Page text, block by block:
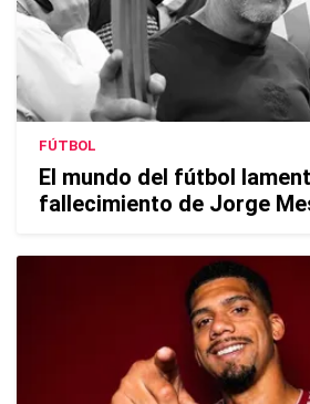
FÚTBOL
El mundo del fútbol
fallecimiento de Jorge